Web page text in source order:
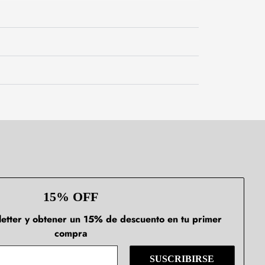
15% OFF
y obtener un 15% de descuento en tu primer
compra